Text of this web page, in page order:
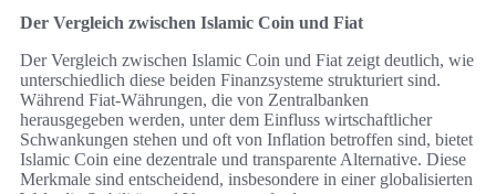
Der Vergleich zwischen Islamic Coin und Fiat
Der Vergleich zwischen Islamic Coin und Fiat zeigt deutlich, wie
unterschiedlich diese beiden Finanzsysteme strukturiert sind.
Während Fiat-Währungen, die von Zentralbanken
herausgegeben werden, unter dem Einfluss wirtschaftlicher
Schwankungen stehen und oft von Inflation betroffen sind, bietet
Islamic Coin eine dezentrale und transparente Alternative. Diese
Merkmale sind entscheidend, insbesondere in einer globalisierten